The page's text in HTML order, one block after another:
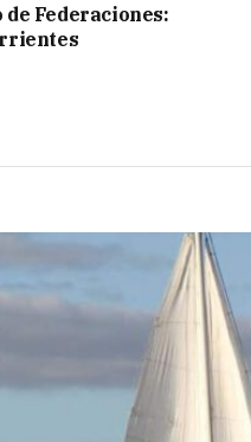
Federaciones: